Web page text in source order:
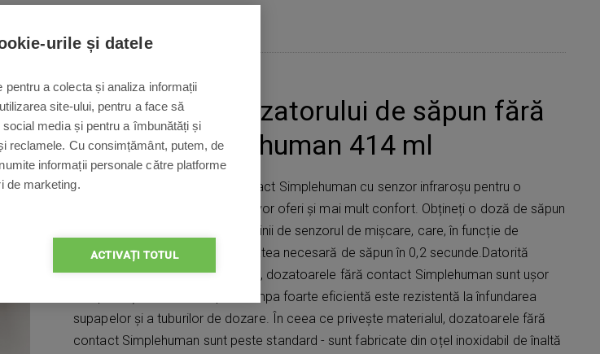
Prezentarea dozatorului de săpun fără
contact Simplehuman 414 ml
Dozatoarele de săpun fără contact Simplehuman cu senzor infraroșu pentru o
utilizare mai ușoară și igienă vă vor oferi și mai mult confort. Obțineți o doză de săpun
lichid prin simpla apropiere a mâinii de senzorul de mișcare, care, în funcție de
distanța palmei, distribuie cantitatea necesară de săpun în 0,2 secunde.Datorită
nivelului ridicat de protecție IP67, dozatoarele fără contact Simplehuman sunt ușor
de spălat și rezistent la apă. Pompa foarte eficientă este rezistentă la înfundarea
supapelor și a tuburilor de dozare. În ceea ce privește materialul, dozatoarele fără
contact Simplehuman sunt peste standard - sunt fabricate din oțel inoxidabil de înaltă
urile și datele
pentru a colecta și analiza informații
site-ului, pentru a face să
media și pentru a îmbunătăți și
reclamele. Cu consimțământ, putem, de
informații personale către platforme
de marketing.
ACTIVAȚI TOTUL